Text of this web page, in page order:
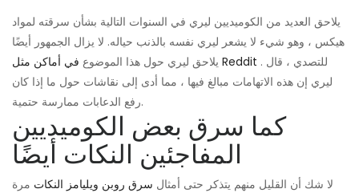
يلاحق العديد من الكوميديين ليري في السنوات التالية بشأن سرقته لمواد
هيكس ، وهو شيء لا يشعر ليري نفسه بالذنب حياله. لا يزال الجمهور أيضًا
يلاحق ليري حول هذا الموضوع في أماكن مثل Reddit . للتصدي ، قال
ليري إن هذه الاتهامات مبالغ فيها ، مما أدى إلى نقاشات حول ما إذا كان
رفع الدعابات ممارسة حتمية.
كما سرق بعض الكوميديين
المفاجئين النكات أيضًا
لا شك أن القليل منهم يتذكر حتى أمثال سرق روبن ويليامز النكات مرة